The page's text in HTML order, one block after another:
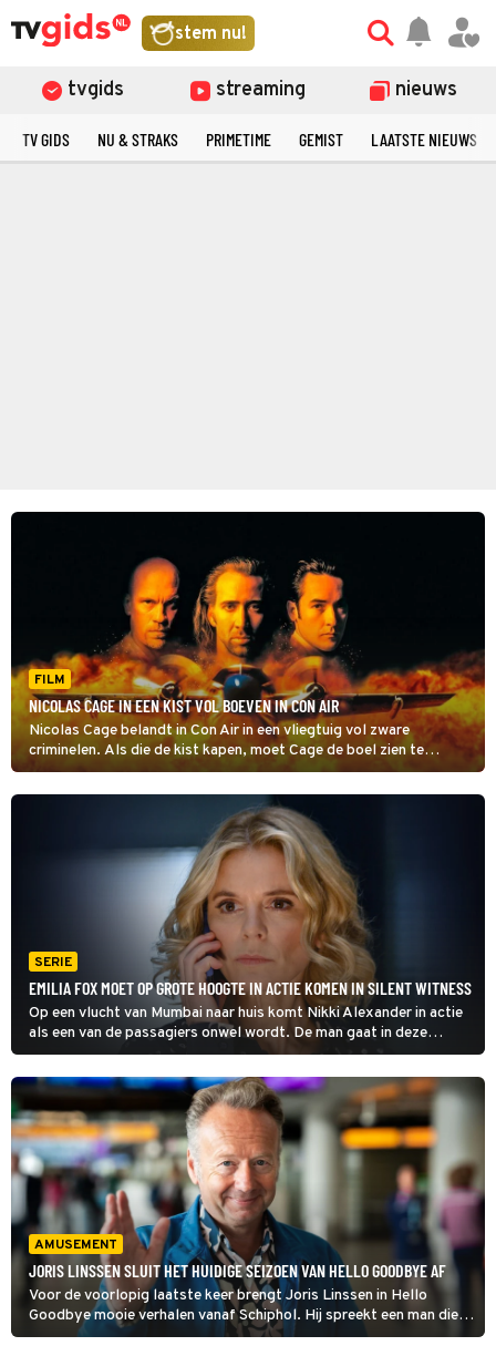
stem nu!
tvgids streaming nieuws
TV GIDS NU & STRAKS PRIMETIME GEMIST LAATSTE NIEUWS
FILM
NICOLAS CAGE IN EEN KIST VOL BOEVEN IN CON AIR
Nicolas Cage belandt in Con Air in een vliegtuig vol zware
criminelen. Als die de kist kapen, moet Cage de boel zien te
redden.
SERIE
EMILIA FOX MOET OP GROTE HOOGTE IN ACTIE KOMEN IN SILENT WITNESS
Op een vlucht van Mumbai naar huis komt Nikki Alexander in actie
als een van de passagiers onwel wordt. De man gaat in deze
aflevering van Silent Witness zo snel achteruit dat Nikki vreest
voor een dodelijk virus, dat zich in het vliegtuig kan verspreiden.
AMUSEMENT
JORIS LINSSEN SLUIT HET HUIDIGE SEIZOEN VAN HELLO GOODBYE AF
Voor de voorlopig laatste keer brengt Joris Linssen in Hello
Goodbye mooie verhalen vanaf Schiphol. Hij spreekt een man die
een betere band met zijn steeds meer vergetende vader heeft